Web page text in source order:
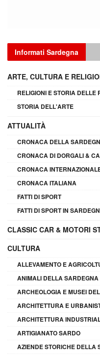
Informati Sardegna
ARTE, CULTURA E
RELIGIONI E STORIA DELLE
STORIA DELL'ARTE
ATTUALITÀ
CRONACA DELLA
CRONACA DI DORGALI &
CRONACA
CRONACA ITALIANA
FATTI DI SPORT
FATTI DI SPORT IN
CLASSIC CAR & MOTORI
CULTURA
ALLEVAMENTO E
ANIMALI DELLA SARDEGNA
ARCHEOLOGIA E MUSEI
ARCHITETTURA E
ARCHITETTURA
ARTIGIANATO SARDO
AZIENDE STORICHE DELLA